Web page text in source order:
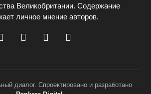
Великобритании. Содержание
личное мнение авторов.
диалог. Спроектировано и разработано